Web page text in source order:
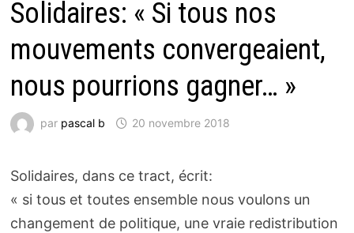
Solidaires: « Si tous nos
mouvements convergeaient,
nous pourrions gagner… »
par pascal b 20 novembre 2018
Solidaires, dans ce tract, écrit:
« si tous et toutes ensemble nous voulons un
changement de politique, une vraie redistribution